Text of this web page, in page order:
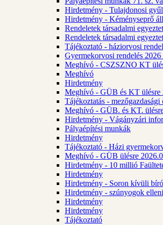
Hirdetmény - Tulajdonosi
Hirdetmény - Kéményseprő
Rendeletek társadalmi
Rendeletek társadalmi
Tájékoztató - háziorvosi
Gyermekorvosi rendelés 2026
Meghívó - CSZSZNO KT
Meghívó
Hirdetmény
Meghívó - GÜB és KT ülésre
Tájékoztatás - mezőgazdasági
Meghívó - GÜB. és KT.
Hirdetmény - Vágányzári
Pályaépítési munkák
Hirdetmény
Tájékoztató - Házi
Meghívó - GÜB ülésre
Hirdetmény - 10 millió
Hirdetmény
Hirdetmény - Soron kívüli
Hirdetmény - szúnyogok
Hirdetmény
Hirdetmény
Tájékoztató